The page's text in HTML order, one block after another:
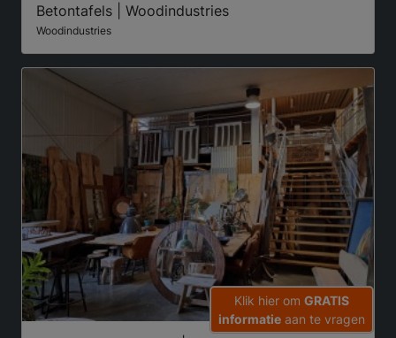
Betontafels | Woodindustries
Woodindustries
Klik hier om GRATIS
informatie aan te vragen